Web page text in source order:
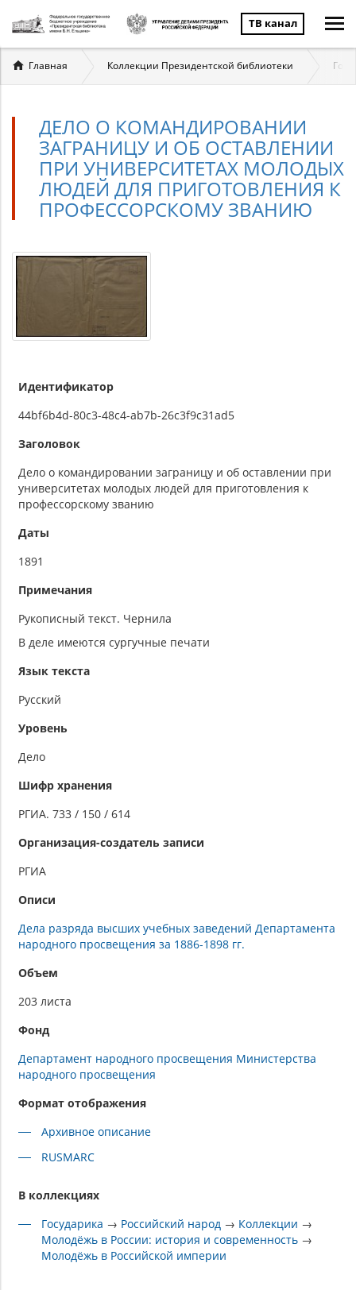
ТВ канал
Вы
здесь
Главная Коллекции Президентской библиотеки
ДЕЛО О КОМАНДИРОВАНИИ
ЗАГРАНИЦУ И ОБ ОСТАВЛЕНИИ
ПРИ УНИВЕРСИТЕТАХ МОЛОДЫХ
ЛЮДЕЙ ДЛЯ ПРИГОТОВЛЕНИЯ К
ПРОФЕССОРСКОМУ ЗВАНИЮ
Идентификатор
44bf6b4d-80c3-48c4-ab7b-26c3f9c31ad5
Заголовок
Дело о командировании заграницу и об оставлении при
университетах молодых людей для приготовления к
профессорскому званию
Даты
1891
Примечания
Рукописный текст. Чернила
В деле имеются сургучные печати
Язык текста
Русский
Уровень
Дело
Шифр хранения
РГИА. 733 / 150 / 614
Организация-создатель записи
РГИА
Описи
Дела разряда высших учебных заведений Департамента
народного просвещения за 1886-1898 гг.
Объем
203 листа
Фонд
Департамент народного просвещения Министерства
народного просвещения
Формат отображения
Архивное описание
RUSMARC
В коллекциях
Государика → Российский народ → Коллекции →
Молодёжь в России: история и современность →
Молодёжь в Российской империи